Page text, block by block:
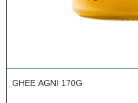
GHEE AGNI 170G